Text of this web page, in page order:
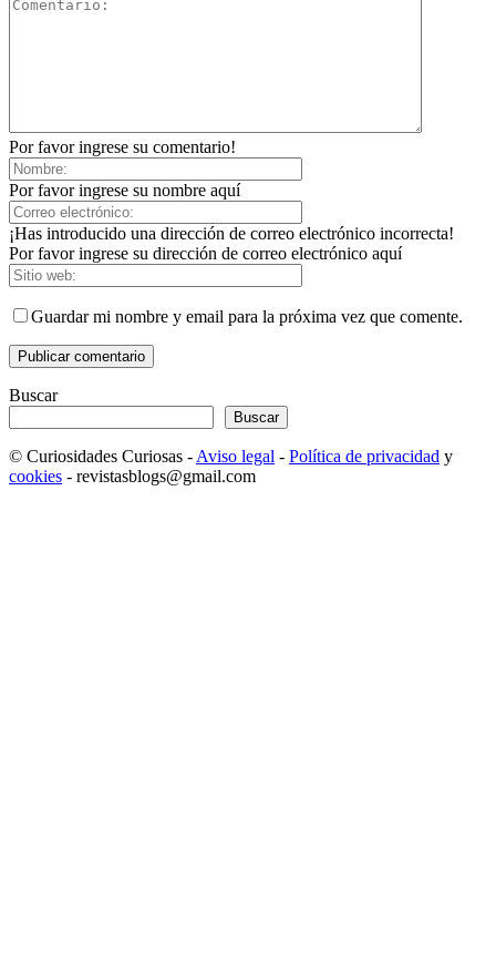
Por favor ingrese su comentario!
Por favor ingrese su nombre aquí
¡Has introducido una dirección de correo electrónico incorrecta!
Por favor ingrese su dirección de correo electrónico aquí
Guardar mi nombre y email para la próxima vez que comente.
Buscar
Buscar
© Curiosidades Curiosas - Aviso legal - Política de privacidad y
cookies - revistasblogs@gmail.com